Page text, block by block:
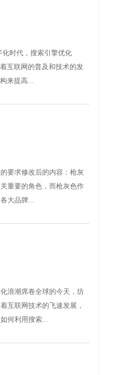
化时代，搜索引擎优化
互联网的普及和技术的发
来提高...
要求修改后的内容：枪灰
重要的角色，而枪灰色作
大品牌...
浪潮席卷全球的今天，坊
互联网技术的飞速发展，
何利用搜索...